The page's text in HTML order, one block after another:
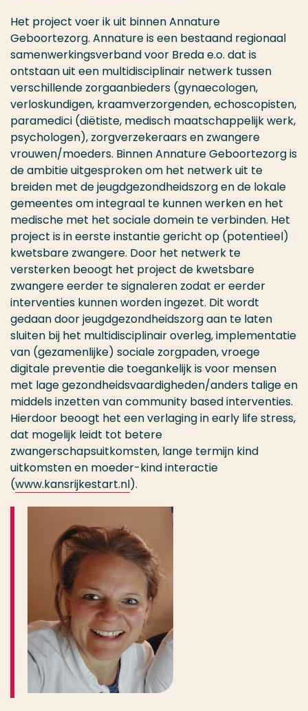
Het project voer ik uit binnen Annature
Geboortezorg. Annature is een bestaand regionaal
samenwerkingsverband voor Breda e.o. dat is
ontstaan uit een multidisciplinair netwerk tussen
verschillende zorgaanbieders (gynaecologen,
verloskundigen, kraamverzorgenden, echoscopisten,
paramedici (diëtiste, medisch maatschappelijk werk,
psychologen), zorgverzekeraars en zwangere
vrouwen/moeders. Binnen Annature Geboortezorg is
de ambitie uitgesproken om het netwerk uit te
breiden met de jeugdgezondheidszorg en de lokale
gemeentes om integraal te kunnen werken en het
medische met het sociale domein te verbinden. Het
project is in eerste instantie gericht op (potentieel)
kwetsbare zwangere. Door het netwerk te
versterken beoogt het project de kwetsbare
zwangere eerder te signaleren zodat er eerder
interventies kunnen worden ingezet. Dit wordt
gedaan door jeugdgezondheidszorg aan te laten
sluiten bij het multidisciplinair overleg, implementatie
van (gezamenlijke) sociale zorgpaden, vroege
digitale preventie die toegankelijk is voor mensen
met lage gezondheidsvaardigheden/anders talige en
middels inzetten van community based interventies.
Hierdoor beoogt het een verlaging in early life stress,
dat mogelijk leidt tot betere
zwangerschapsuitkomsten, lange termijn kind
uitkomsten en moeder-kind interactie
(www.kansrijkestart.nl).